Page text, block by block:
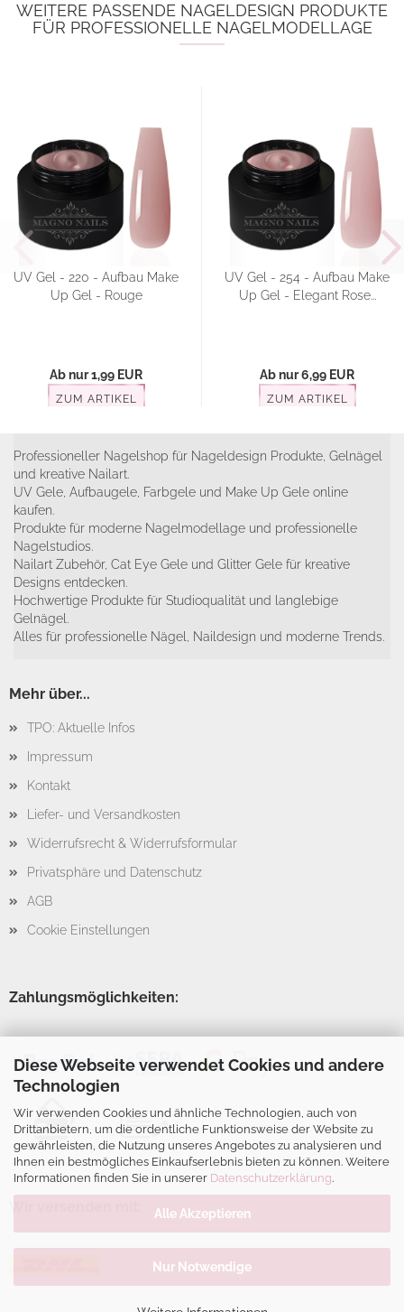
Diese Webseite verwendet Cookies und andere
Technologien
Wir verwenden Cookies und ähnliche Technologien, auch von
Drittanbietern, um die ordentliche Funktionsweise der Website zu
gewährleisten, die Nutzung unseres Angebotes zu analysieren und
Ihnen ein bestmögliches Einkaufserlebnis bieten zu können. Weitere
Informationen finden Sie in unserer Datenschutzerklärung.
Alle Akzeptieren
Nur Notwendige
WEITERE PASSENDE NAGELDESIGN PRODUKTE
FÜR PROFESSIONELLE NAGELMODELLAGE
UV Gel - 220 - Aufbau Make
Up Gel - Rouge
Ab nur 1,99 EUR
ZUM ARTIKEL
UV Gel - 254 - Aufbau Make
Up Gel - Elegant Rose...
Ab nur 6,99 EUR
ZUM ARTIKEL
Professioneller Nagelshop für Nageldesign Produkte, Gelnägel
und kreative Nailart.
UV Gele, Aufbaugele, Farbgele und Make Up Gele online
kaufen.
Produkte für moderne Nagelmodellage und professionelle
Nagelstudios.
Nailart Zubehör, Cat Eye Gele und Glitter Gele für kreative
Designs entdecken.
Hochwertige Produkte für Studioqualität und langlebige
Gelnägel.
Alles für professionelle Nägel, Naildesign und moderne Trends.
Mehr über...
TPO: Aktuelle Infos
Impressum
Kontakt
Liefer- und Versandkosten
Widerrufsrecht & Widerrufsformular
Privatsphäre und Datenschutz
AGB
Cookie Einstellungen
Zahlungsmöglichkeiten: